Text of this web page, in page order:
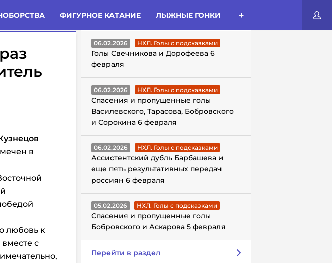
ФИГУРНОЕ КАТАНИЕ ЛЫЖНЫЕ ГОНКИ
в
любовь к
с
ГОЛЫ С ПОДСКАЗКАМИ
06.02.2026 НХЛ. Голы с подсказками
Голы Свечникова и Дорофеева 6
февраля
06.02.2026 НХЛ. Голы с подсказками
Спасения и пропущенные голы
Василевского, Тарасова, Бобровского
и Сорокина 6 февраля
06.02.2026 НХЛ. Голы с подсказками
Ассистентский дубль Барбашева и
еще пять результативных передач
россиян 6 февраля
05.02.2026 НХЛ. Голы с подсказками
Спасения и пропущенные голы
Бобровского и Аскарова 5 февраля
Перейти в раздел